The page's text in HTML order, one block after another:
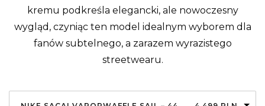
kremu podkreśla elegancki, ale nowoczesny
wygląd, czyniąc ten model idealnym wyborem dla
fanów subtelnego, a zarazem wyrazistego
streetwearu.